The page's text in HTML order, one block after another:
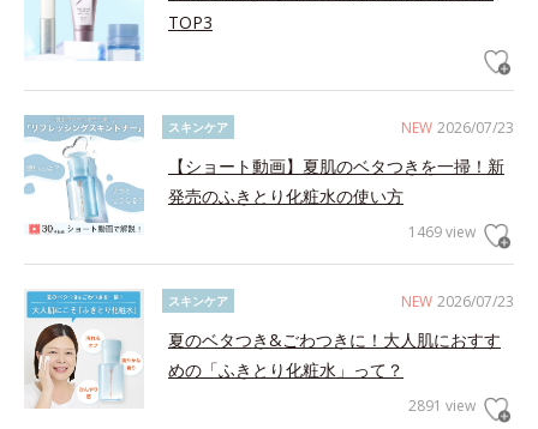
TOP3
NEW 2026/07/23
スキンケア
【ショート動画】夏肌のベタつきを一掃！新
発売のふきとり化粧水の使い方
1469 view
NEW 2026/07/23
スキンケア
夏のベタつき&ごわつきに！大人肌におすす
めの「ふきとり化粧水」って？
2891 view